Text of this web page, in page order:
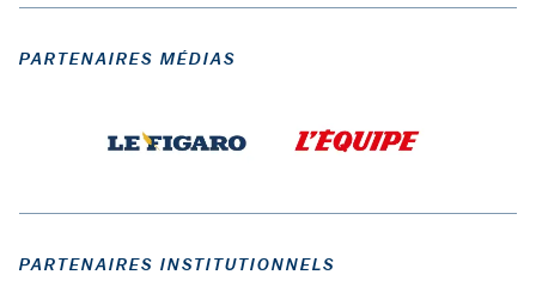
PARTENAIRES MÉDIAS
PARTENAIRES INSTITUTIONNELS